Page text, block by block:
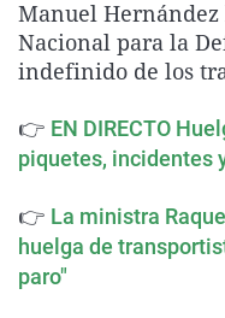
Manuel
Nacional para la
indefinido de los
👉 EN DIRECTO
piquetes, incidentes
👉 La ministra
huelga de
paro"